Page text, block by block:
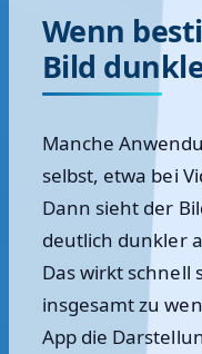
Wenn
Bild
Manche
selbst, etwa bei
Dann sieht der
deutlich dunkler
Das wirkt schnell
insgesamt zu
App die